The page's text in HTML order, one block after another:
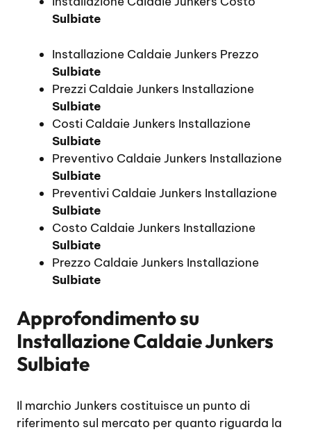
Sulbiate
Installazione Caldaie Junkers Prezzo
Sulbiate
Prezzi Caldaie Junkers Installazione
Sulbiate
Costi Caldaie Junkers Installazione
Sulbiate
Preventivo Caldaie Junkers Installazione
Sulbiate
Preventivi Caldaie Junkers Installazione
Sulbiate
Costo Caldaie Junkers Installazione
Sulbiate
Prezzo Caldaie Junkers Installazione
Sulbiate
Approfondimento su
Installazione Caldaie Junkers
Sulbiate
Il marchio Junkers costituisce un punto di
riferimento sul mercato per quanto riguarda la